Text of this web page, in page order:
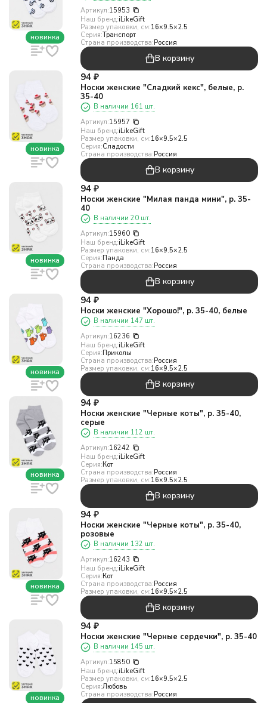
новинка
Артикул:15953
Наш бренд:iLikeGift
Размер упаковки, см:16×9.5×2.5
Серия:Транспорт
Страна производства:Россия
В корзину
новинка
94 ₽
Носки женские "Сладкий кекс", белые, р.
35-40
В наличии 161 шт.
Артикул:15957
Наш бренд:iLikeGift
Размер упаковки, см:16×9.5×2.5
Серия:Сладости
Страна производства:Россия
В корзину
новинка
94 ₽
Носки женские "Милая панда мини", р. 35-
40
В наличии 20 шт.
Артикул:15960
Наш бренд:iLikeGift
Размер упаковки, см:16×9.5×2.5
Серия:Панда
Страна производства:Россия
В корзину
новинка
94 ₽
Носки женские "Хорошо!", р. 35-40, белые
В наличии 147 шт.
Артикул:16236
Наш бренд:iLikeGift
Серия:Приколы
Страна производства:Россия
Размер упаковки, см:16×9.5×2.5
В корзину
новинка
94 ₽
Носки женские "Черные коты", р. 35-40,
серые
В наличии 112 шт.
Артикул:16242
Наш бренд:iLikeGift
Серия:Кот
Страна производства:Россия
Размер упаковки, см:16×9.5×2.5
В корзину
новинка
94 ₽
Носки женские "Черные коты", р. 35-40,
розовые
В наличии 132 шт.
Артикул:16243
Наш бренд:iLikeGift
Серия:Кот
Страна производства:Россия
Размер упаковки, см:16×9.5×2.5
В корзину
новинка
94 ₽
Носки женские "Черные сердечки", р. 35-40
В наличии 145 шт.
Артикул:15850
Наш бренд:iLikeGift
Размер упаковки, см:16×9.5×2.5
Серия:Любовь
Страна производства:Россия